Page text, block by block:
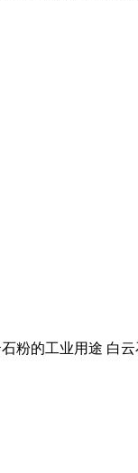
粉的工业用途 白